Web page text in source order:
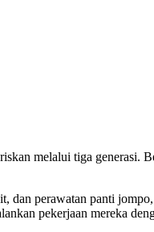
melalui tiga generasi.
dan perawatan panti
pekerjaan mereka